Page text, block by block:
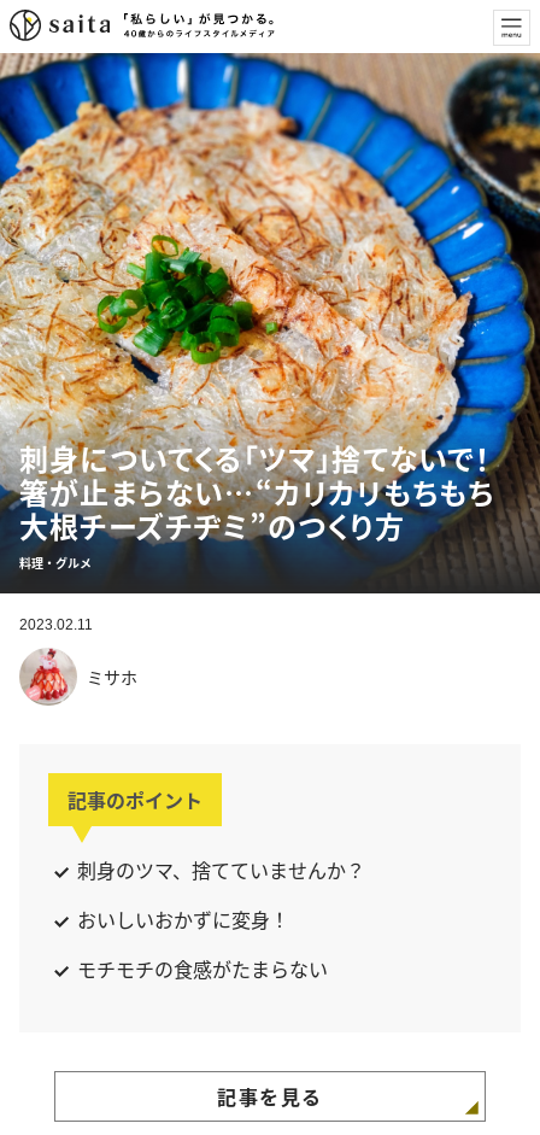
刺身についてくる「ツマ」捨てないで！
箸が止まらない…“カリカリもちもち
大根チーズチヂミ”のつくり方
料理・グルメ
2023.02.11
ミサホ
記事のポイント
刺身のツマ、捨てていませんか？
おいしいおかずに変身！
モチモチの食感がたまらない
記事を見る